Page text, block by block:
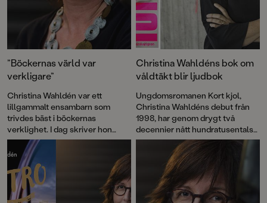
”Böckernas värld var
verkligare”
Christina Wahldén var ett
lillgammalt ensambarn som
trivdes bäst i böckernas
verklighet. I dag skriver hon
prisbelönta böcker som hon
hoppas får barn att våga drömma.
Christina Wahldéns bok om
våldtäkt blir ljudbok
Ungdomsromanen Kort kjol,
Christina Wahldéns debut från
1998, har genom drygt två
decennier nått hundratusentals
läsare. Den har kallats en
modern klassiker och var den
första ungdomsboken som helt
fokuserade på sexuellt våld. En
#metoo-bok långt före #metoo-
rörelsen.